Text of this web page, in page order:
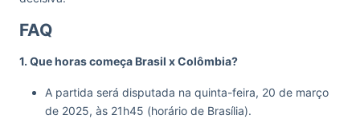
FAQ
1. Que horas começa Brasil x Colômbia?
A partida será disputada na quinta-feira, 20 de março
de 2025, às 21h45 (horário de Brasília).